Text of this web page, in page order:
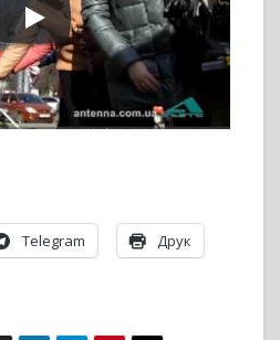
Telegram Друк